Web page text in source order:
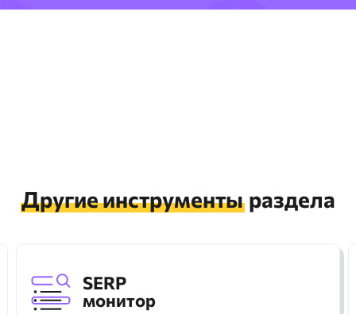
Другие инструменты раздела
SERP
монитор